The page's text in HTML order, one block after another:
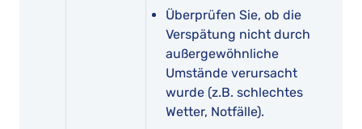
Überprüfen Sie, ob die
Verspätung nicht durch
außergewöhnliche
Umstände verursacht
wurde (z.B. schlechtes
Wetter, Notfälle).